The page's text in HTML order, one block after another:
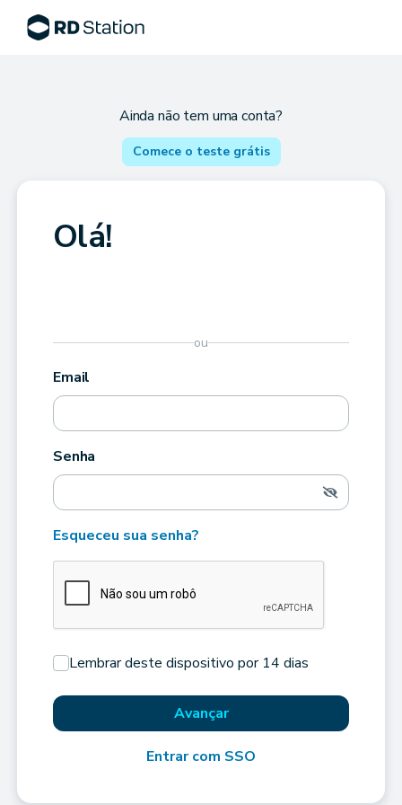
Ainda não tem uma conta?
Comece o teste grátis
Olá!
ou
Email
Senha
Esqueceu sua senha?
Lembrar deste dispositivo por 14 dias
Avançar
Entrar com SSO